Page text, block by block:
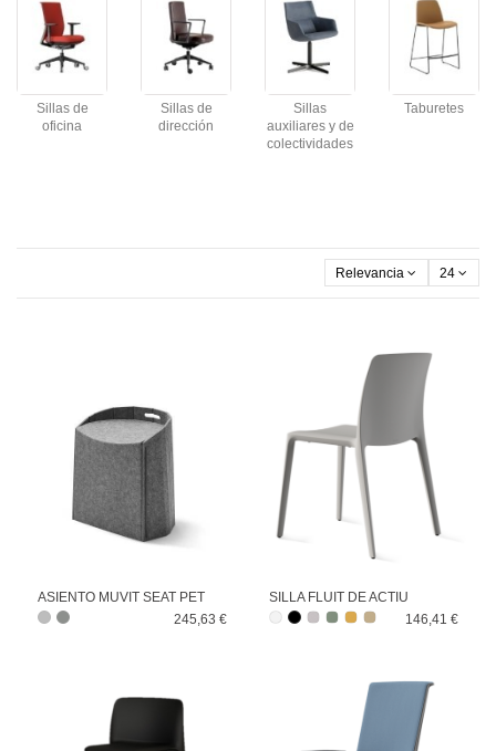
Sillas de
oficina
Sillas de
dirección
Sillas
auxiliares y de
colectividades
Taburetes
Relevancia 24
ASIENTO MUVIT SEAT PET
245,63 €
SILLA FLUIT DE ACTIU
146,41 €